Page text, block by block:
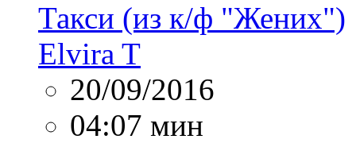
Такси (из к/ф "Жених")
Elvira T
20/09/2016
04:07 мин